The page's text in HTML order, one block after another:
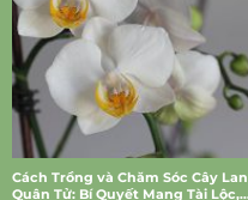
Cách Trồng và Chăm Sóc Cây Lan
Quân Tử: Bí Quyết Mang Tài Lộc,